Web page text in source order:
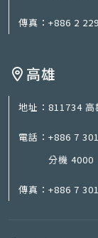
傳真： +886 2
高雄
地址： 811734 高
電話： +886 7
分機 4000
傳真： +886 7